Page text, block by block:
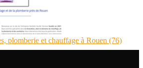
plomberie et chauffage à Rouen (76)